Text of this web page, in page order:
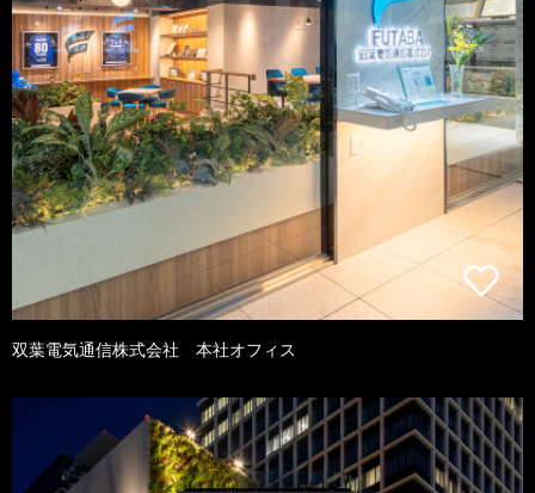
双葉電気通信株式会社 本社オフィス